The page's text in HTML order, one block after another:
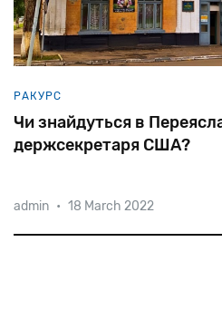
РАКУРС
Чи знайдуться в
держсекретаря США?
Коли в 1874 році Янкель
Золотоноші до Переяслава,
admin • 18 March 2022